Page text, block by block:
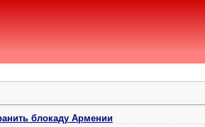
блокаду Армении